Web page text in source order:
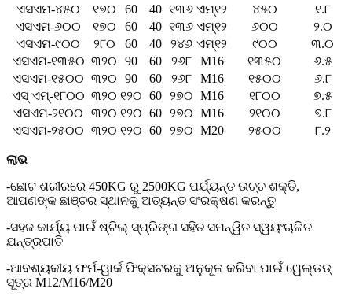
ଏସଏମ-୪୫୦
୧୭୦ 60 40 ୧୩୬ ଏମ୍୧୨ ୪୫୦
୧.୮
ଏସଏମ-୬୦୦
୧୭୦ 60 40 ୧୩୬ ଏମ୍୧୨ ୬୦୦
୨.୦
ଏସଏମ-୯୦୦
୨୮୦ 60 40 ୨୪୬ ଏମ୍୧୨ ୯୦୦
୩.୦
ଏସଏମ-୧୩୫୦ ୩୨୦ 90 60 ୨୬୮ M16 ୧୩୫୦
୬.୫
ଏସଏମ-୧୫୦୦ ୩୨୦ 90 60 ୨୬୮ M16 ୧୫୦୦
୬.୮
ଏସ୍ ଏମ୍-୧୮୦୦ ୩୨୦ ୧୨୦ 60 ୨୭୦ M16 ୧୮୦୦
୭.୫
ଏସଏମ-୨୧୦୦
୩୨୦ ୧୨୦ 60 ୨୭୦ M16 ୨୧୦୦
୭.୮
ଏସଏମ-୨୫୦୦ ୩୨୦ ୧୨୦ 60 ୨୭୦ M20 ୨୫୦୦ ୮.୨
ଲାଭ
-ଛୋଟ ଶରୀରରେ 450KG ରୁ 2500KG ପର୍ଯ୍ୟନ୍ତ ଉଚ୍ଚ ଶକ୍ତି,
ଆପଣଙ୍କ ଛାଞ୍ଚର ସ୍ଥାନକୁ ଅତ୍ୟନ୍ତ ସଂରକ୍ଷଣ କରନ୍ତୁ
-ସହଜ କାର୍ଯ୍ୟ ପାଇଁ ଷ୍ଟିଲ୍ ସ୍ପ୍ରିଙ୍ଗ ସହିତ ସମନ୍ୱିତ ସ୍ୱୟଂଚାଳିତ
ଯନ୍ତ୍ରପାତି
-ଆବଶ୍ୟକୀୟ ଫର୍ମ-ୱାର୍କ ଫିକ୍ସଚରକୁ ଅନୁକୂଳ କରିବା ପାଇଁ ୱେଲ୍ଡଡ୍
ସୂତ୍ର M12/M16/M20